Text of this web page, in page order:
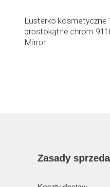
Lusterko kosmetyczne
prostokątne chrom
Mirror
Zasady